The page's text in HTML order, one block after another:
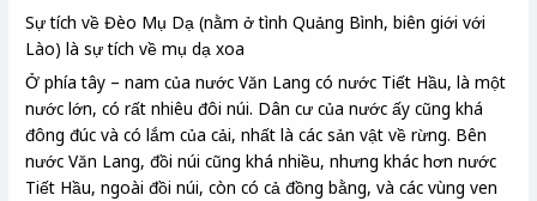
Sự tích về Đèo Mụ Dạ (nằm ở tình Quảng Bình, biên giới với
Lào) là sự tích về mụ dạ xoa
Ở phía tây – nam của nước Văn Lang có nước Tiết Hầu, là một
nước lớn, có rất nhiêu đôi núi. Dân cư của nước ấy cũng khá
đông đúc và có lắm của cải, nhất là các sản vật về rừng. Bên
nước Văn Lang, đồi núi cũng khá nhiều, nhưng khác hơn nước
Tiết Hầu, ngoài đồi núi, còn có cả đồng bằng, và các vùng ven